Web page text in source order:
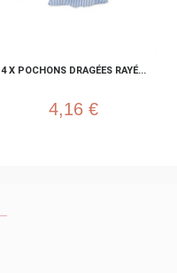
4 X POCHONS DRAGÉES RAYÉ...
4,16 €